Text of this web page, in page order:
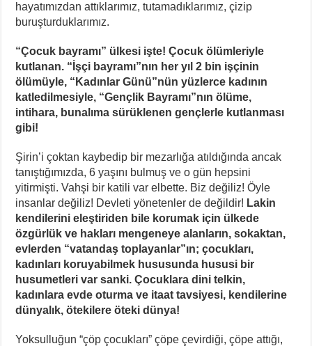
hayatımızdan attıklarımız, tutamadıklarımız, çizip
buruşturduklarımız.
“Çocuk bayramı” ülkesi işte! Çocuk ölümleriyle
kutlanan. “İşçi bayramı”nın her yıl 2 bin işçinin
ölümüyle, “Kadınlar Günü”nün yüzlerce kadının
katledilmesiyle, “Gençlik Bayramı”nın ölüme,
intihara, bunalıma sürüklenen gençlerle kutlanması
gibi!
Şirin’i çoktan kaybedip bir mezarlığa atıldığında ancak
tanıştığımızda, 6 yaşını bulmuş ve o gün hepsini
yitirmişti. Vahşi bir katili var elbette. Biz değiliz! Öyle
insanlar değiliz! Devleti yönetenler de değildir! Lakin
kendilerini eleştiriden bile korumak için ülkede
özgürlük ve hakları mengeneye alanların, sokaktan,
evlerden “vatandaş toplayanlar”ın; çocukları,
kadınları koruyabilmek hususunda hususi bir
husumetleri var sanki. Çocuklara dini telkin,
kadınlara evde oturma ve itaat tavsiyesi, kendilerine
dünyalık, ötekilere öteki dünya!
Yoksulluğun “çöp çocukları” çöpe çevirdiği, çöpe attığı,